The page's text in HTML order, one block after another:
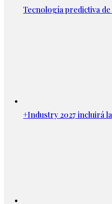
Tecnología predictiva
+Industry 2027 incluirá